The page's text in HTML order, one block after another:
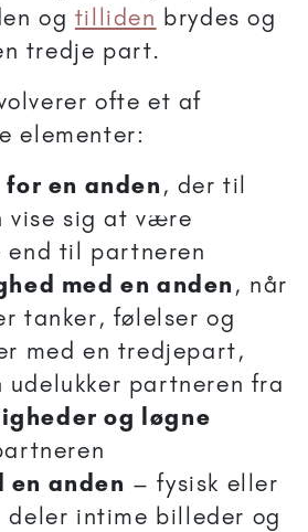
og tilliden brydes og
tredje part.
ofte et af
elementer:
en anden , der til
vise sig at være
end til partneren
med en anden , når
tanker, følelser og
med en tredjepart,
udelukker partneren fra
og løgne
en anden – fysisk eller
deler intime billeder og